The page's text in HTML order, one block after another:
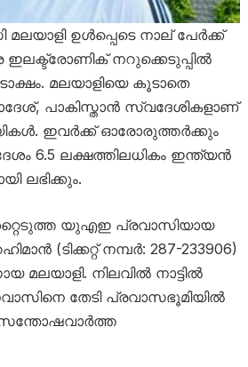
ഉൾപ്പെടെ നാല് പേർക്ക്
ഇലക്ട്രോണിക് നറുക്കെടുപ്പിൽ
മലയാളിയെ കൂടാതെ
പാകിസ്താൻ സ്വദേശികളാണ്
ഇവർക്ക് ഓരോരുത്തർക്കും
6.5 ലക്ഷത്തിലധികം ഇന്ത്യൻ
ലഭിക്കും.
യുഎഇ പ്രവാസിയായ
(ടിക്കറ്റ് നമ്പർ: 287-233906)
നിലവിൽ നാട്ടിൽ
തേടി പ്രവാസഭൂമിയിൽ